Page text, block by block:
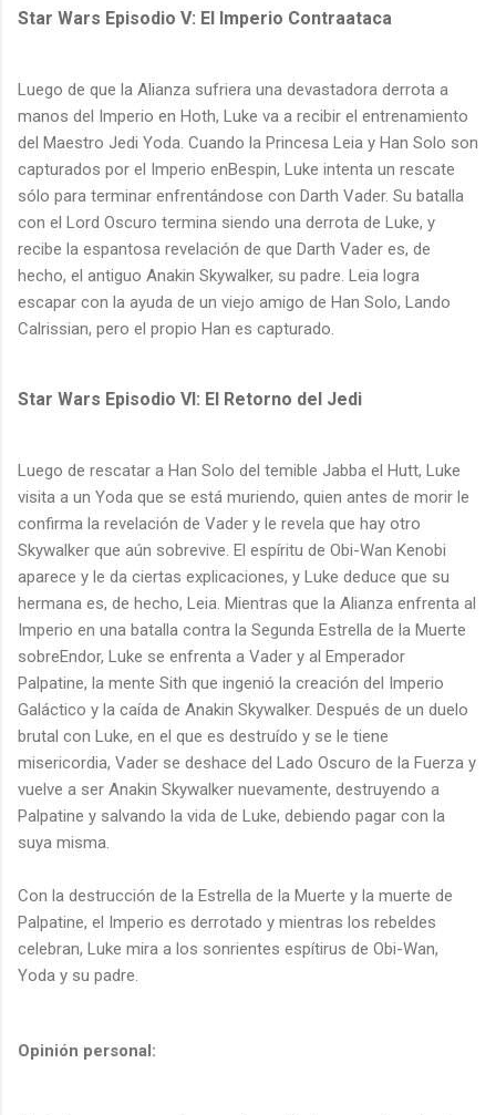
Star Wars Episodio V: El Imperio Contraataca
Luego de que la Alianza sufriera una devastadora derrota a
manos del Imperio en Hoth, Luke va a recibir el entrenamiento
del Maestro Jedi Yoda. Cuando la Princesa Leia y Han Solo son
capturados por el Imperio enBespin, Luke intenta un rescate
sólo para terminar enfrentándose con Darth Vader. Su batalla
con el Lord Oscuro termina siendo una derrota de Luke, y
recibe la espantosa revelación de que Darth Vader es, de
hecho, el antiguo Anakin Skywalker, su padre. Leia logra
escapar con la ayuda de un viejo amigo de Han Solo, Lando
Calrissian, pero el propio Han es capturado.
Star Wars Episodio VI: El Retorno del Jedi
Luego de rescatar a Han Solo del temible Jabba el Hutt, Luke
visita a un Yoda que se está muriendo, quien antes de morir le
confirma la revelación de Vader y le revela que hay otro
Skywalker que aún sobrevive. El espíritu de Obi-Wan Kenobi
aparece y le da ciertas explicaciones, y Luke deduce que su
hermana es, de hecho, Leia. Mientras que la Alianza enfrenta al
Imperio en una batalla contra la Segunda Estrella de la Muerte
sobreEndor, Luke se enfrenta a Vader y al Emperador
Palpatine, la mente Sith que ingenió la creación del Imperio
Galáctico y la caída de Anakin Skywalker. Después de un duelo
brutal con Luke, en el que es destruído y se le tiene
misericordia, Vader se deshace del Lado Oscuro de la Fuerza y
vuelve a ser Anakin Skywalker nuevamente, destruyendo a
Palpatine y salvando la vida de Luke, debiendo pagar con la
suya misma.
Con la destrucción de la Estrella de la Muerte y la muerte de
Palpatine, el Imperio es derrotado y mientras los rebeldes
celebran, Luke mira a los sonrientes espítirus de Obi-Wan,
Yoda y su padre.
Opinión personal: